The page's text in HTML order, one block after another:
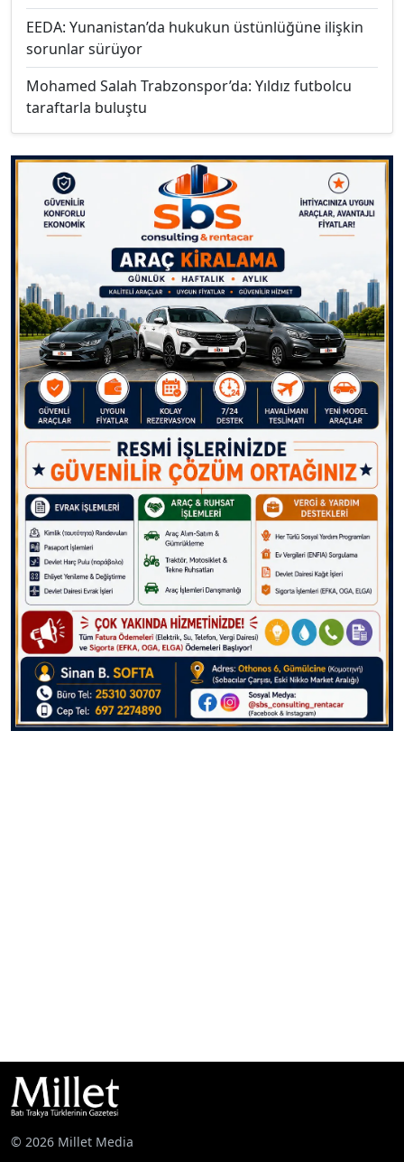
EEDA: Yunanistan’da hukukun üstünlüğüne ilişkin
sorunlar sürüyor
Mohamed Salah Trabzonspor’da: Yıldız futbolcu
taraftarla buluştu
© 2026 Millet Media